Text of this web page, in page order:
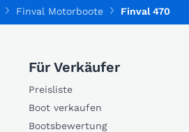
Finval Motorboote Finval 470 DC
Für Verkäufer
Preisliste
Boot verkaufen
Bootsbewertung